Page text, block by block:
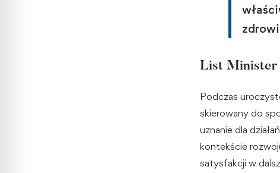
List Minister
Podczas
skierowany do
uznanie dla
kontekście
satysfakcji w